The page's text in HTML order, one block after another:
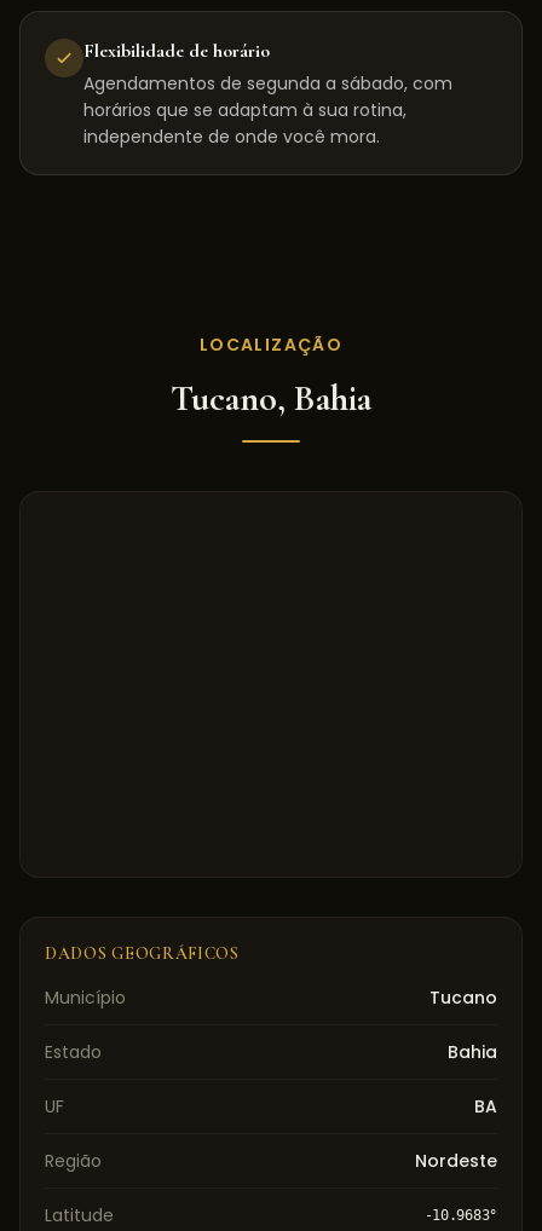
Flexibilidade de horário
Agendamentos de segunda a sábado, com
horários que se adaptam à sua rotina,
independente de onde você mora.
LOCALIZAÇÃO
Tucano, Bahia
DADOS GEOGRÁFICOS
Município Tucano
Estado Bahia
UF BA
Região Nordeste
Latitude -10.9683°